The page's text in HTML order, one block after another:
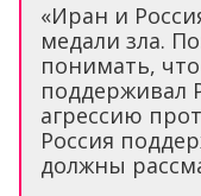
«Иран и
медали зла.
понимать,
поддерживал
агрессию
Россия
должны